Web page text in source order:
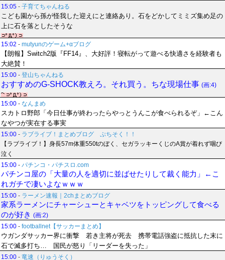
15:05 - 子育てちゃんねる
こども園から孫が怪我した迎えにと連絡あり。石をどかしてミミズ集め足の
上に石を落としたそうな
15:02 - mutyunのゲーム+αブログ
【朗報】Switch2版『FF14』、大好評！寝転がって遊べる快適さを経験者も
大絶賛！
15:00 - 登山ちゃんねる
おすすめのG-SHOCK教えろ。それ買う。ちな現場仕事 (画:4)
15:00 - なんまめ
スカトロ野郎「今日仕事が終わったらやっとうんこが食べられるぞ」←こん
なやつが実在する事実
15:00 - ラブライブ！まとめブログ ぷちそく！！
【ラブライブ！】身長57m体重550tのぼく、セガラッキーくじのA賞が着れず咽び
泣く
15:00 - パチンコ・パチスロ.com
パチンコ屋の「大量の人を適切に並ばせたりして裁く能力」←こ
れガチで凄いよなｗｗｗ
15:00 - ラーメン速報｜2chまとめブログ
家系ラーメンにチャーシューとキャベツをトッピングして食べる
のが好き (画:2)
15:00 - footballnet【サッカーまとめ】
ウガンダサッカー界に衝撃 若き主将が死去 携帯電話強盗に抵抗した末に
石で滅多打ち… 国民が怒り「リーダーを失った」
15:00 - 竜速（りゅうそく）